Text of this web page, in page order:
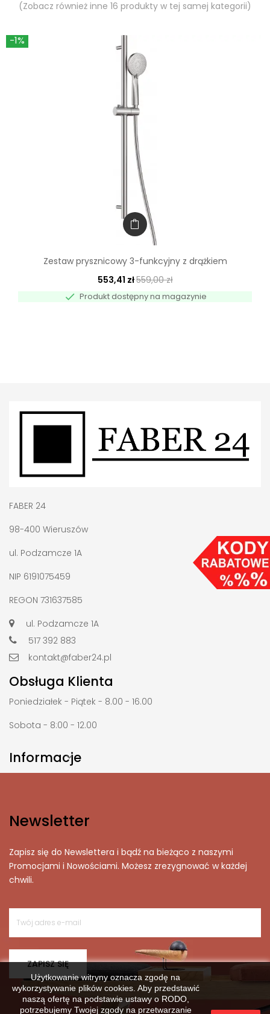
(Zobacz również inne 16 produkty w tej samej kategorii)
-1%
Zestaw prysznicowy 3-funkcyjny z drążkiem
553,41 zł559,00 zł
 Produkt dostępny na magazynie
FABER 24
98-400 Wieruszów
ul. Podzamcze 1A
NIP 6191075459
REGON 731637585
ul. Podzamcze 1A
517 392 883
kontakt@faber24.pl
Obsługa Klienta
Poniedziałek - Piątek - 8.00 - 16.00
Sobota - 8:00 - 12.00
Informacje

Newsletter
Zapisz się do Newslettera i bądź na bieżąco z naszymi
Promocjami i Nowościami. Możesz zrezygnować w każdej
chwili.
ZAPISZ SIĘ
Użytkowanie witryny oznacza zgodę na
wykorzystywanie plików cookies. Aby przedstawić
naszą ofertę na podstawie ustawy o RODO,
potrzebujemy Twojej zgody na przetwarzanie